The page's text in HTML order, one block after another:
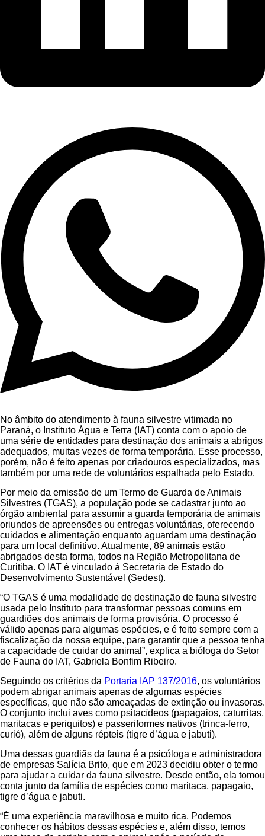
No âmbito do atendimento à fauna silvestre vitimada no
Paraná, o Instituto Água e Terra (IAT) conta com o apoio de
uma série de entidades para destinação dos animais a abrigos
adequados, muitas vezes de forma temporária. Esse processo,
porém, não é feito apenas por criadouros especializados, mas
também por uma rede de voluntários espalhada pelo Estado.
Por meio da emissão de um Termo de Guarda de Animais
Silvestres (TGAS), a população pode se cadastrar junto ao
órgão ambiental para assumir a guarda temporária de animais
oriundos de apreensões ou entregas voluntárias, oferecendo
cuidados e alimentação enquanto aguardam uma destinação
para um local definitivo. Atualmente, 89 animais estão
abrigados desta forma, todos na Região Metropolitana de
Curitiba. O IAT é vinculado à Secretaria de Estado do
Desenvolvimento Sustentável (Sedest).
“O TGAS é uma modalidade de destinação de fauna silvestre
usada pelo Instituto para transformar pessoas comuns em
guardiões dos animais de forma provisória. O processo é
válido apenas para algumas espécies, e é feito sempre com a
fiscalização da nossa equipe, para garantir que a pessoa tenha
a capacidade de cuidar do animal”, explica a bióloga do Setor
de Fauna do IAT, Gabriela Bonfim Ribeiro.
Seguindo os critérios da Portaria IAP 137/2016, os voluntários
podem abrigar animais apenas de algumas espécies
específicas, que não são ameaçadas de extinção ou invasoras.
O conjunto inclui aves como psitacídeos (papagaios, caturritas,
maritacas e periquitos) e passeriformes nativos (trinca-ferro,
curió), além de alguns répteis (tigre d’água e jabuti).
Uma dessas guardiãs da fauna é a psicóloga e administradora
de empresas Salícia Brito, que em 2023 decidiu obter o termo
para ajudar a cuidar da fauna silvestre. Desde então, ela tomou
conta junto da família de espécies como maritaca, papagaio,
tigre d’água e jabuti.
“É uma experiência maravilhosa e muito rica. Podemos
conhecer os hábitos dessas espécies e, além disso, temos